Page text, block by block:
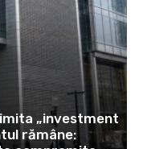
„investment
rămâne: